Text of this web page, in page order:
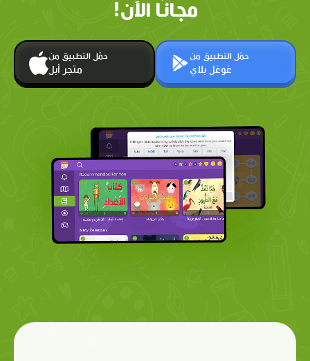
مجانًا الآن!
حمّل التطبيق من
متجر أبل
حمّل التطبيق من
غوغل بلاي